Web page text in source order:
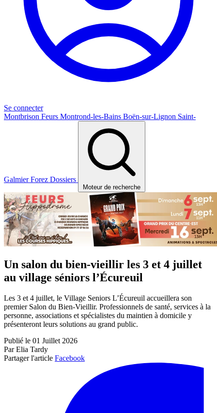
Se connecter
Montbrison Feurs Montrond-les-Bains Boën-sur-Lignon Saint-
GalmierForez Dossiers
Moteur de recherche
Un salon du bien-vieillir les 3 et 4 juillet
au village séniors l’Écureuil
Les 3 et 4 juillet, le Village Seniors L’Écureuil accueillera son
premier Salon du Bien-Vieillir. Professionnels de santé, services à la
personne, associations et spécialistes du maintien à domicile y
présenteront leurs solutions au grand public.
Publié le 01 Juillet 2026
Par Elia Tardy
Partager l'article Facebook